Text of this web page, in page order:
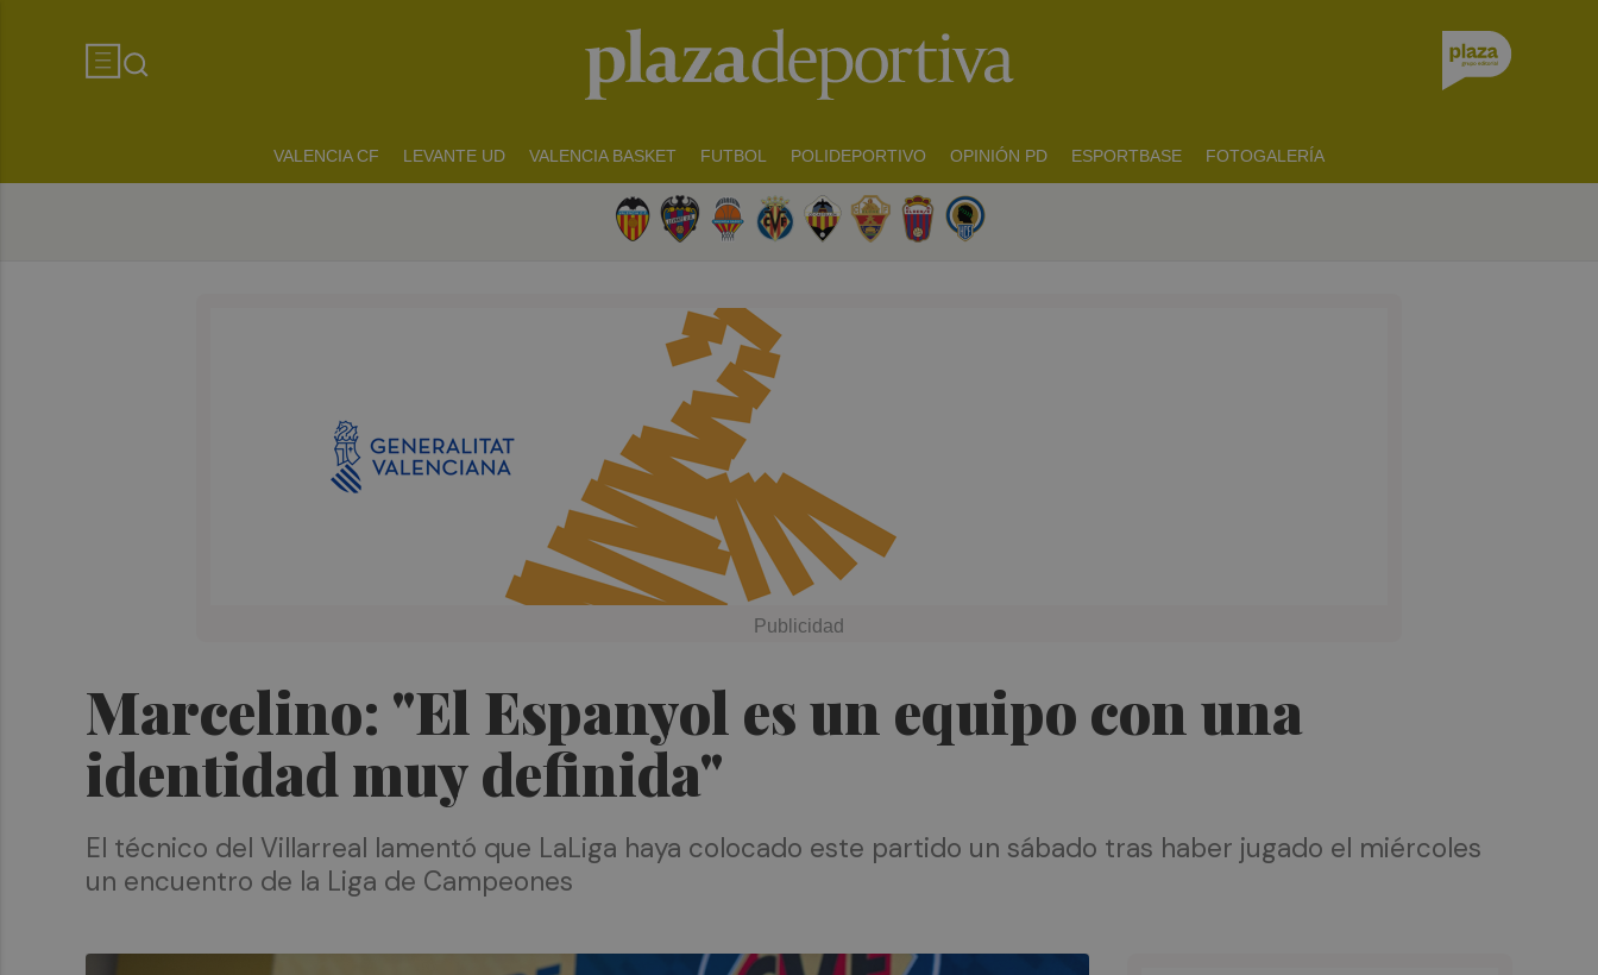
VALENCIA CF LEVANTE UD VALENCIA BASKET FUTBOL POLIDEPORTIVO OPINIÓN PD ESPORTBASE FOTOGALERÍA
Marcelino: "El Espanyol es un equipo con una
identidad muy definida"
El técnico del Villarreal lamentó que LaLiga haya colocado este partido un sábado tras haber jugado el miércoles
un encuentro de la Liga de Campeones